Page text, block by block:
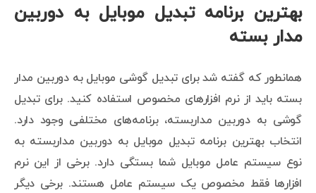
بهترین برنامه تبدیل موبایل به دوربین
مدار بسته
همانطور که گفته شد برای تبدیل گوشی موبایل به دوربین مدار
بسته باید از نرم افزارهای مخصوص استفاده کنید. برای تبدیل
گوشی به دوربین مداربسته، برنامه‌های مختلفی وجود دارد.
انتخاب بهترین برنامه تبدیل موبایل به دوربین مداربسته به
نوع سیستم عامل موبایل شما بستگی دارد. برخی از این نرم
افزارها فقط مخصوص یک سیستم عامل هستند. برخی دیگر